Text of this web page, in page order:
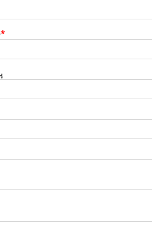
*